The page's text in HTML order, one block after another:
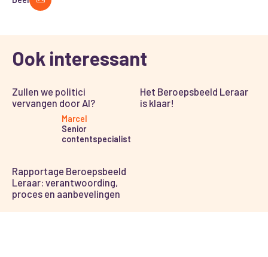
Ook interessant
Zullen we politici
vervangen door AI?
Marcel
Senior
contentspecialist
Het Beroepsbeeld Leraar
is klaar!
Rapportage Beroepsbeeld
Leraar: verantwoording,
proces en aanbevelingen